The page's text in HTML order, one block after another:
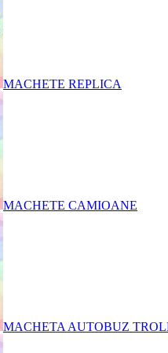
MACHETE REPLICA
MACHETE CAMIOANE
MACHETA AUTOBUZ